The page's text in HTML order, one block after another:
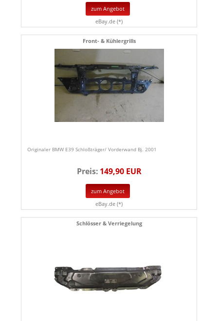
zum Angebot
eBay.de (*)
Front- & Kühlergrills
Originaler BMW E39 Schloßträger/ Vorderwand Bj. 2001
Preis: 149,90 EUR
zum Angebot
eBay.de (*)
Schlösser & Verriegelung